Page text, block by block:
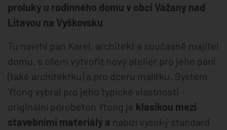
proluky u rodinného domu v obci Vážany nad
Litavou na Vyškovsku
Tu navrhl pan Karel, architekt a současně majitel
domu, s cílem vytvořit nový ateliér pro jeho paní
(také architektku) a pro dceru malířku. Systém
Ytong vybral pro jeho typické vlastnosti –
originální pórobeton Ytong je klasikou mezi
stavebními materiály a nabízí vysoký standard